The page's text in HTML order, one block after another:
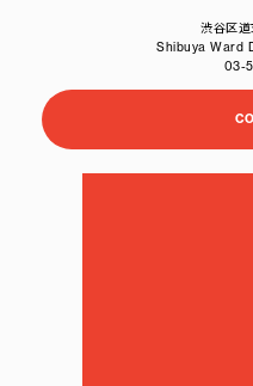
渋谷区
Shibuya Ward
03-